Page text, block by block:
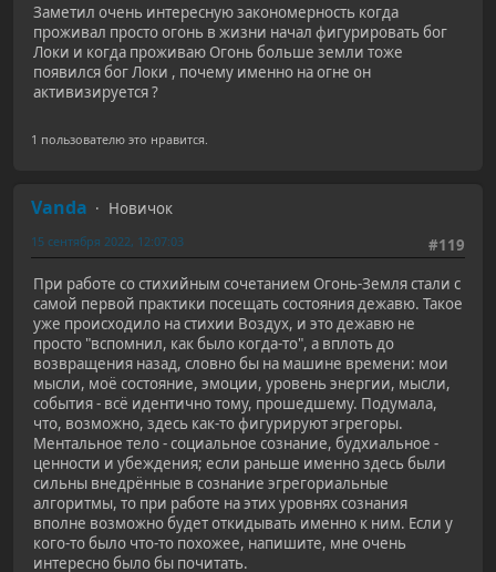
Заметил очень интересную закономерность когда
проживал просто огонь в жизни начал фигурировать бог
Локи и когда проживаю Огонь больше земли тоже
появился бог Локи , почему именно на огне он
активизируется ?
1 пользователю это нравится.
Vanda
Новичок
#119
15 сентября 2022, 12:07:03
При работе со стихийным сочетанием Огонь-Земля стали с
самой первой практики посещать состояния дежавю. Такое
уже происходило на стихии Воздух, и это дежавю не
просто "вспомнил, как было когда-то", а вплоть до
возвращения назад, словно бы на машине времени: мои
мысли, моё состояние, эмоции, уровень энергии, мысли,
события - всё идентично тому, прошедшему. Подумала,
что, возможно, здесь как-то фигурируют эгрегоры.
Ментальное тело - социальное сознание, будхиальное -
ценности и убеждения; если раньше именно здесь были
сильны внедрённые в сознание эгрегориальные
алгоритмы, то при работе на этих уровнях сознания
вполне возможно будет откидывать именно к ним. Если у
кого-то было что-то похожее, напишите, мне очень
интересно было бы почитать.